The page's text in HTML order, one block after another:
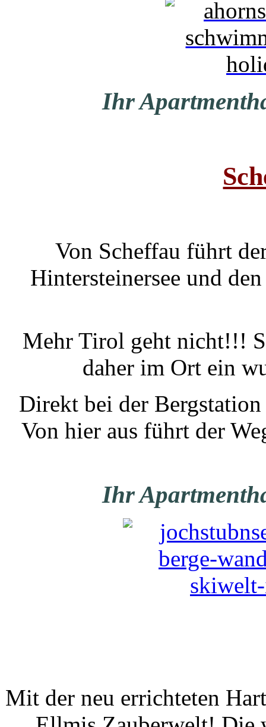
Ihr
Von Scheffau führt
Hintersteinersee und
Mehr Tirol geht nicht!!!
daher im Ort ein
Direkt bei der
Von hier aus führt der
Ihr
Mit der neu errichteten